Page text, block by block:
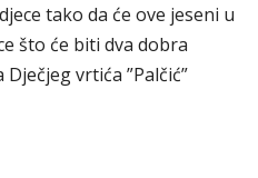
tako da će ove jeseni u
što će biti dva dobra
vrtića ”Palčić”